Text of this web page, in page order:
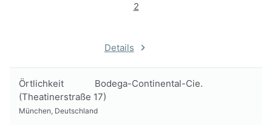
2
Details
Örtlichkeit
Bodega-Continental-Cie.
(Theatinerstraße 17)
München, Deutschland